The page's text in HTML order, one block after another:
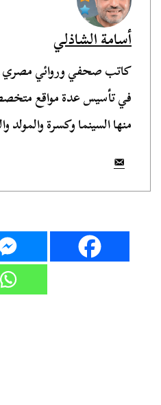
أسامة الشاذلي
في تأسيس عدة مواقع
منها السينما وكسرة والمولد